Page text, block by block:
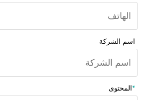
اسم الشركة
*المحتوى